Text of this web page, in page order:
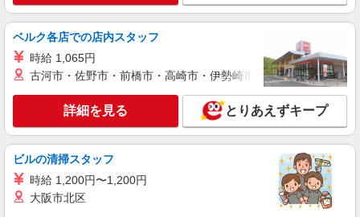
キープ 詳細を見る
職業紹介
株式会社トラストグロース 新宿本社 第3営業部
障がい者入所施設での夜専支援員
一夜勤：19100円〜23900円 ※資格や経験など
による
埼玉県さいたま市西区
詳細を見る
ベルク各店での店内スタッフ
時給 1,065円
古河市・佐野市・前橋市・高崎市・伊勢崎市・太田市・館林市
詳細を見る とりあえずキープ
ビルの清掃スタッフ
時給 1,200円〜1,200円
大阪市北区